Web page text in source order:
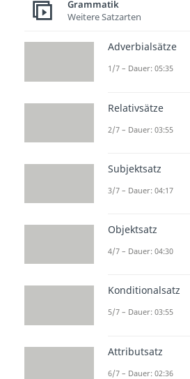
Grammatik
Weitere Satzarten
Adverbialsätze
1/7 – Dauer: 05:35
Relativsätze
2/7 – Dauer: 03:55
Subjektsatz
3/7 – Dauer: 04:17
Objektsatz
4/7 – Dauer: 04:30
Konditionalsatz
5/7 – Dauer: 03:55
Attributsatz
6/7 – Dauer: 02:36